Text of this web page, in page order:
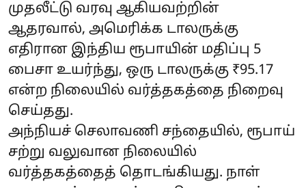
முதலீட்டு வரவு ஆகியவற்றின்
ஆதரவால், அமெரிக்க டாலருக்கு
எதிரான இந்திய ரூபாயின் மதிப்பு 5
பைசா உயர்ந்து, ஒரு டாலருக்கு ₹95.17
என்ற நிலையில் வர்த்தகத்தை நிறைவு
செய்தது.
அந்நியச் செலாவணி சந்தையில், ரூபாய்
சற்று வலுவான நிலையில்
வர்த்தகத்தைத் தொடங்கியது. நாள்